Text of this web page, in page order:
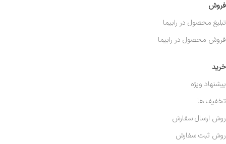
خرید
پیشنهاد ویژه
تخفیف ها
روش ارسال سفارش
روش ثبت سفارش
فروش
تبلیغ محصول در رابیما
فروش محصول در رابیما